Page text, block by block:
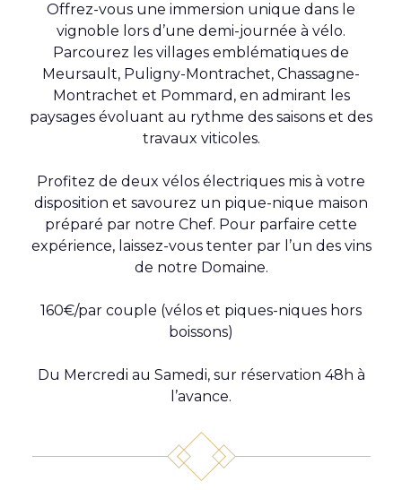
Offrez-vous une immersion unique dans le
vignoble lors d’une demi-journée à vélo.
Parcourez les villages emblématiques de
Meursault, Puligny-Montrachet, Chassagne-
Montrachet et Pommard, en admirant les
paysages évoluant au rythme des saisons et des
travaux viticoles.
Profitez de deux vélos électriques mis à votre
disposition et savourez un pique-nique maison
préparé par notre Chef. Pour parfaire cette
expérience, laissez-vous tenter par l’un des vins
de notre Domaine.
160€/par couple (vélos et piques-niques hors
boissons)
Du Mercredi au Samedi, sur réservation 48h à
l’avance.